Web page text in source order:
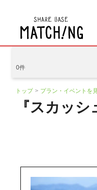
0件
トップ プラン・イベントを
『スカッ